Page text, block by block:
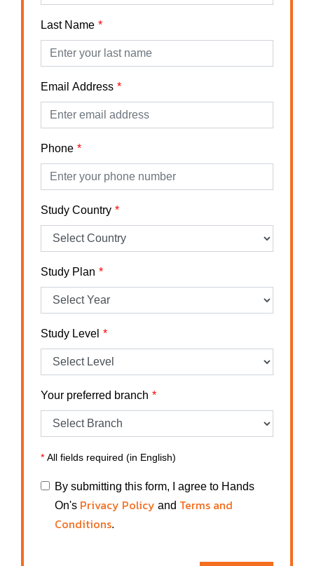
Last Name
Email Address
Phone
Study Country
Study Plan
Study Level
Your preferred branch
* All fields required (in English)
By submitting this form, I agree to Hands
On's Privacy Policy and Terms and
Conditions.